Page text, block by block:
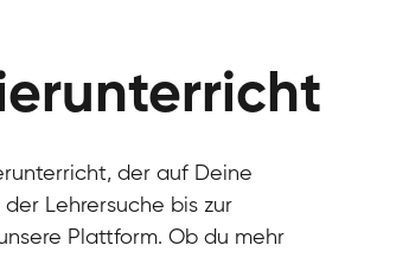
der auf Deine
Lehrersuche bis zur
Plattform. Ob du mehr